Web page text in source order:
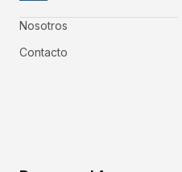
Nosotros
Contacto